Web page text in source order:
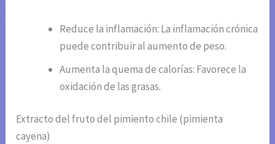
Reduce la inflamación: La inflamación crónica
puede contribuir al aumento de peso.
Aumenta la quema de calorías: Favorece la
oxidación de las grasas.
Extracto del fruto del pimiento chile (pimienta
cayena)